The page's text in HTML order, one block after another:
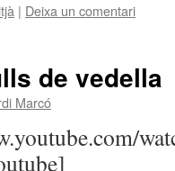
| Deixa un comentari
de vedella
Marcó